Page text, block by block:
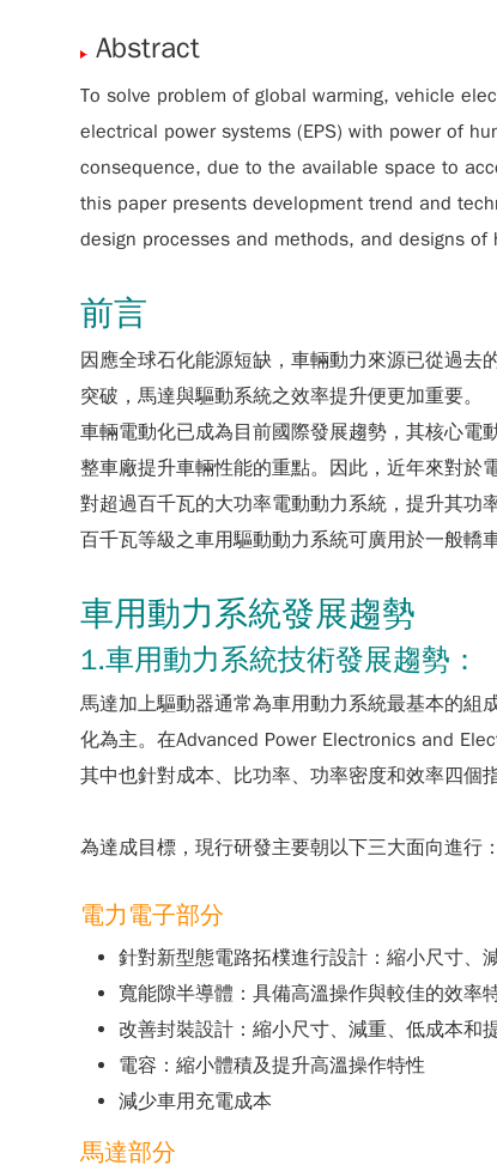
Abstract
To solve problem of global warming, vehicle
electrical power systems (EPS) with power of
consequence, due to the available space to
this paper presents development trend and
design processes and methods, and designs
前言
因應全球石化能源短缺，車輛動力來源已從過
突破，馬達與驅動系統之效率提升便更加重要。
車輛電動化已成為目前國際發展趨勢，其核心電
整車廠提升車輛性能的重點。因此，近年來對於
對超過百千瓦的大功率電動動力系統，提升其功
百千瓦等級之車用驅動動力系統可廣用於一般轎
車用動力系統發展趨勢
1.車用動力系統技術發展趨勢：
馬達加上驅動器通常為車用動力系統最基本的組
化為主。在Advanced Power Electronics and
其中也針對成本、比功率、功率密度和效率四個
為達成目標，現行研發主要朝以下三大面向進行：
電力電子部分
針對新型態電路拓樸進行設計：縮小尺寸、
寬能隙半導體：具備高溫操作與較佳的效率
改善封裝設計：縮小尺寸、減重、低成本和
電容：縮小體積及提升高溫操作特性
減少車用充電成本
馬達部分